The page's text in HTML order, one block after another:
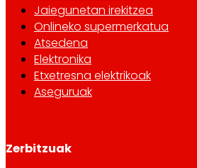
Jaiegunetan irekitzea
Onlineko supermerkatua
Atsedena
Elektronika
Etxetresna elektrikoak
Aseguruak
Zerbitzuak